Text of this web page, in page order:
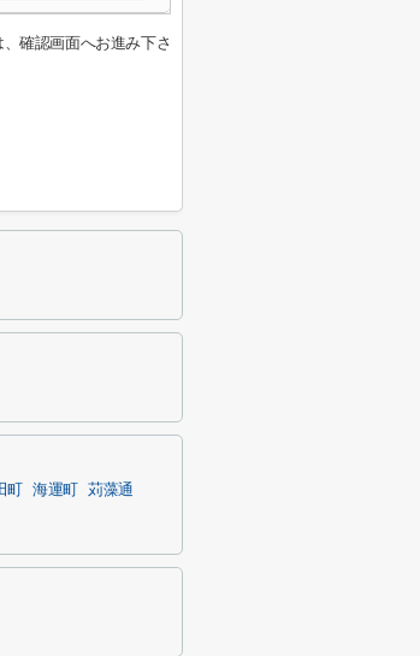
確認画面へお進み下さ
海運町
苅藻通